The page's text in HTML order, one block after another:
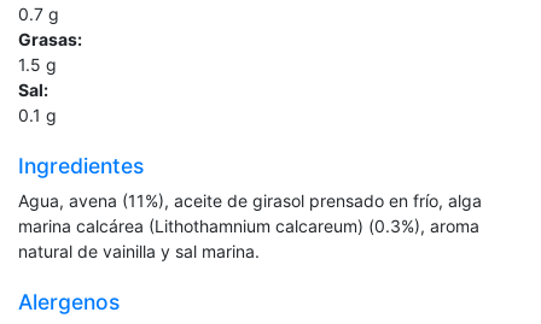
0.7 g
Grasas:
1.5 g
Sal:
0.1 g
Ingredientes
Agua, avena (11%), aceite de girasol prensado en frío, alga
marina calcárea (Lithothamnium calcareum) (0.3%), aroma
natural de vainilla y sal marina.
Alergenos